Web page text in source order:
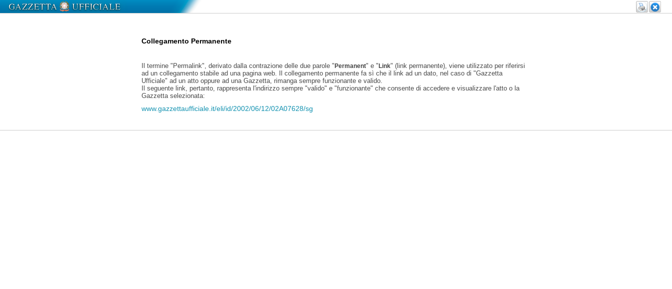
Collegamento Permanente
Il termine "Permalink", derivato dalla contrazione delle due parole "Permanent" e "Link" (link permanente), viene utilizzato per riferirsi
ad un collegamento stabile ad una pagina web. Il collegamento permanente fa sì che il link ad un dato, nel caso di "Gazzetta
Ufficiale" ad un atto oppure ad una Gazzetta, rimanga sempre funzionante e valido.
Il seguente link, pertanto, rappresenta l'indirizzo sempre "valido" e "funzionante" che consente di accedere e visualizzare l'atto o la
Gazzetta selezionata:
www.gazzettaufficiale.it/eli/id/2002/06/12/02A07628/sg